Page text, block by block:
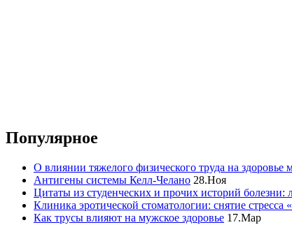
Популярное
О влиянии тяжелого физического труда на
Антигены системы Келл-Челано 28.Ноя
Цитаты из студенческих и прочих историй болезни:
Клиника эротической стоматологии: снятие стресса
Как трусы влияют на мужское здоровье 17.Мар